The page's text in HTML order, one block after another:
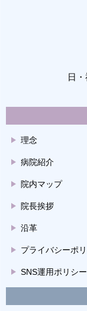
日
理念
病院紹介
院内マップ
院長挨拶
沿革
プライバシーポ
SNS運用ポリシー